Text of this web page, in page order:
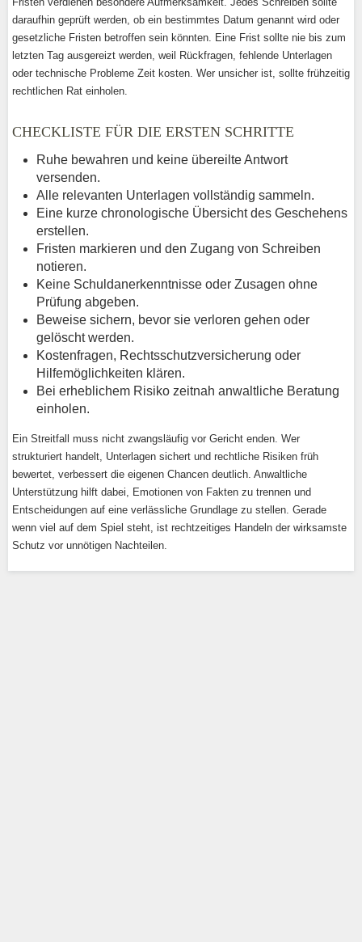
daraufhin geprüft werden, ob ein bestimmtes Datum genannt wird oder
gesetzliche Fristen betroffen sein könnten. Eine Frist sollte nie bis zum
letzten Tag ausgereizt werden, weil Rückfragen, fehlende Unterlagen
oder technische Probleme Zeit kosten. Wer unsicher ist, sollte frühzeitig
rechtlichen Rat einholen.
CHECKLISTE FÜR DIE ERSTEN SCHRITTE
Ruhe bewahren und keine übereilte Antwort
versenden.
Alle relevanten Unterlagen vollständig sammeln.
Eine kurze chronologische Übersicht des Geschehens
erstellen.
Fristen markieren und den Zugang von Schreiben
notieren.
Keine Schuldanerkenntnisse oder Zusagen ohne
Prüfung abgeben.
Beweise sichern, bevor sie verloren gehen oder
gelöscht werden.
Kostenfragen, Rechtsschutzversicherung oder
Hilfemöglichkeiten klären.
Bei erheblichem Risiko zeitnah anwaltliche Beratung
einholen.
Ein Streitfall muss nicht zwangsläufig vor Gericht enden. Wer
strukturiert handelt, Unterlagen sichert und rechtliche Risiken früh
bewertet, verbessert die eigenen Chancen deutlich. Anwaltliche
Unterstützung hilft dabei, Emotionen von Fakten zu trennen und
Entscheidungen auf eine verlässliche Grundlage zu stellen. Gerade
wenn viel auf dem Spiel steht, ist rechtzeitiges Handeln der wirksamste
Schutz vor unnötigen Nachteilen.